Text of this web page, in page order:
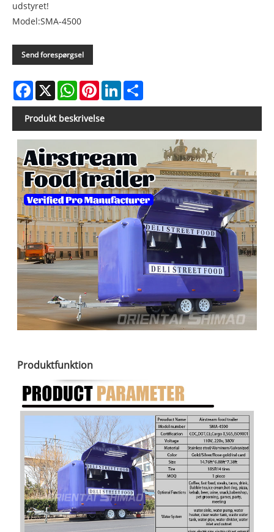
udstyret!
Model:SMA-4500
Send forespørgsel
Facebook
X WhatsAppPinterestLinkedIn
Produkt beskrivelse
Produktfunktion